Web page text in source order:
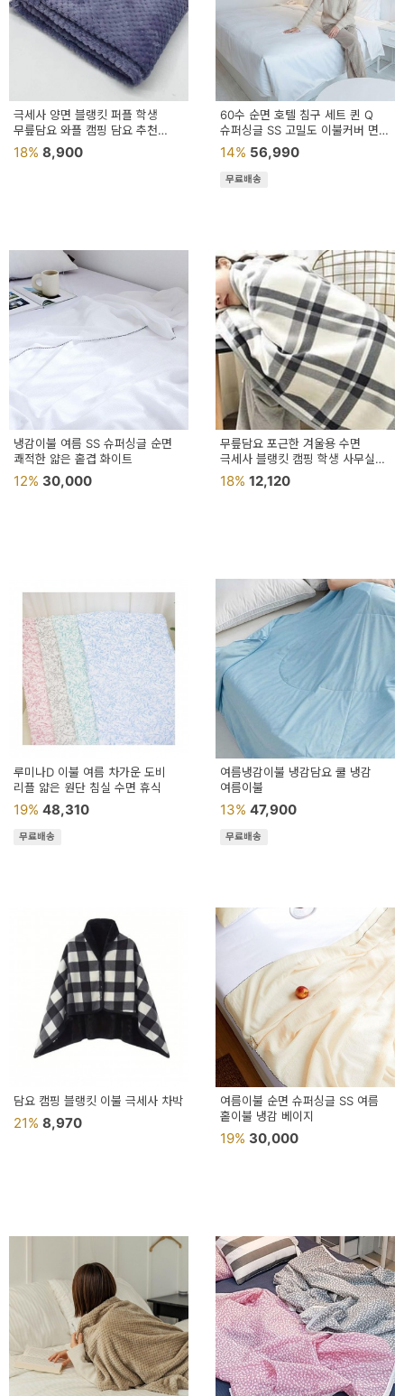
극세사 양면 블랭킷 퍼플 학생
무릎담요 와플 캠핑 담요 추천
직장인 캠핑
18% 8,900
60수 순면 호텔 침구 세트 퀸 Q
슈퍼싱글 SS 고밀도 이불커버 면
100 패드
14% 56,990
무료배송
냉감이불 여름 SS 슈퍼싱글 순면
쾌적한 얇은 홑겹 화이트
12% 30,000
무릎담요 포근한 겨울용 수면
극세사 블랭킷 캠핑 학생 사무실
망토 체크담요 방한
18% 12,120
루미나D 이불 여름 차가운 도비
리플 얇은 원단 침실 수면 휴식
19% 48,310
무료배송
여름냉감이불 냉감담요 쿨 냉감
여름이불
13% 47,900
무료배송
담요 캠핑 블랭킷 이불 극세사 차박
21% 8,970
여름이불 순면 슈퍼싱글 SS 여름
홑이불 냉감 베이지
19% 30,000